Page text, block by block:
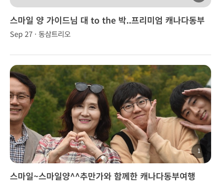
스마일 양 가이드님 대 to the 박..프리미엄 캐나다동부
(2박3일)
Sep 27 · 동삼트리오
1
스마일~스마일양^^추만가와 함께한 캐나다동부여행